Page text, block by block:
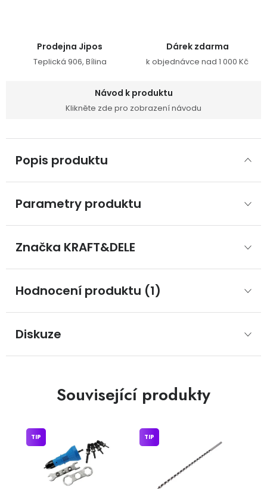
Prodejna Jipos
Teplická 906, Bílina
Dárek zdarma
k objednávce nad 1 000 Kč
Návod k produktu
Klikněte zde pro zobrazení návodu
Popis produktu
Parametry produktu
Značka KRAFT&DELE
Hodnocení produktu (1)
Diskuze
Související produkty
TIP TIP